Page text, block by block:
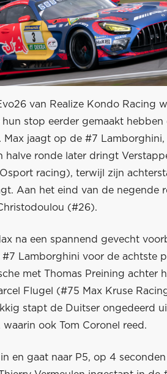
van Realize Kondo Racing
stop eerder gemaakt
Max jaagt op de #7
halve ronde later dringt
racing), terwijl zijn
Aan het eind van de negende
(#26).
na een spannend gevecht
Lamborghini voor de achtste
met Thomas Preining achter
Flugel (#75 Max Kruse
stapt de Duitser ongedeerd
ook Tom Coronel reed.
en gaat naar P5, op 4